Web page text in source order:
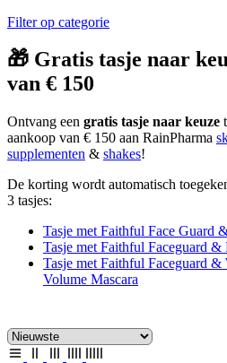
Filter op categorie
🎁 Gratis tasje naar
van € 150
Ontvang een gratis tasje naar keuze
aankoop van € 150 aan RainPharma
supplementen & shakes!
De korting wordt automatisch
3 tasjes:
Tasje met Faithful Face Guard
Tasje met Faithful Faceguard
Tasje met Faithful Faceguard
Volume Mascara